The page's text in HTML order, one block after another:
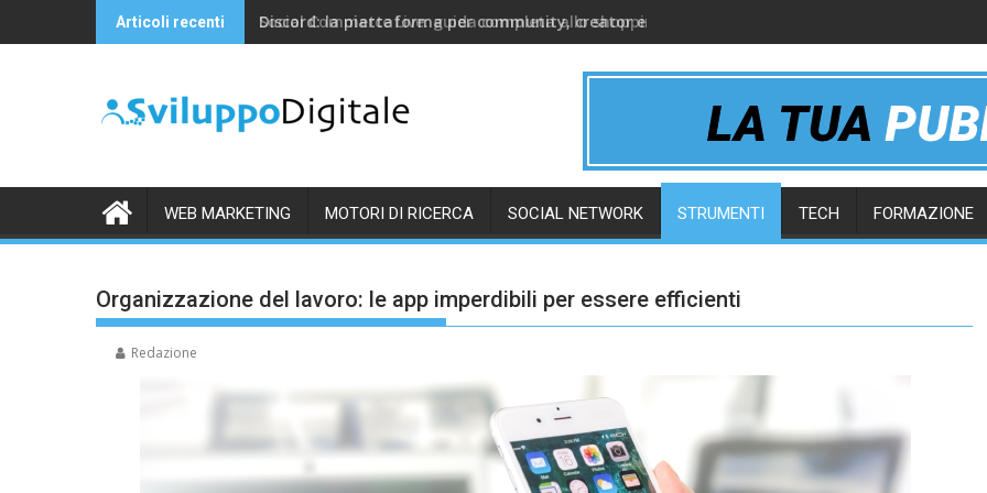
to
Articoli recenti Discord: la piattaforma per community, creator e gruppi online
WEB MARKETING MOTORI DI RICERCA SOCIAL NETWORK STRUMENTI TECH FORMAZIONE
Organizzazione del lavoro: le app imperdibili per essere efficienti
Redazione